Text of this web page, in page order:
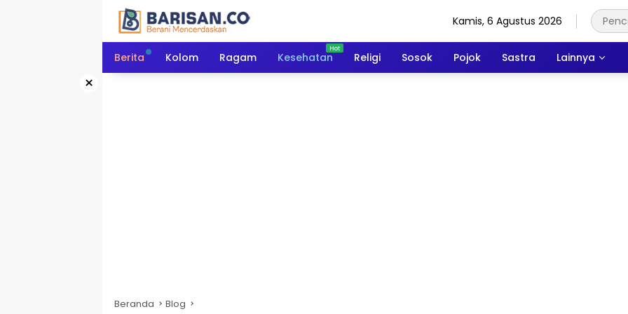
Kamis, 6 Agustus 2026
Berita Kolom Ragam Kesehatan Religi Sosok Pojok Sastra Lainnya
×
Beranda Blog